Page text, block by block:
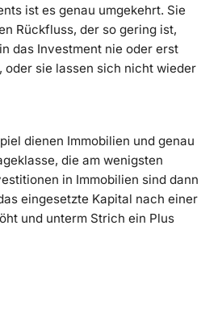
ist es genau umgekehrt. Sie
Rückfluss, der so gering ist,
das Investment nie oder erst
oder sie lassen sich nicht wieder
dienen Immobilien und genau
die am wenigsten
in Immobilien sind dann
eingesetzte Kapital nach einer
und unterm Strich ein Plus